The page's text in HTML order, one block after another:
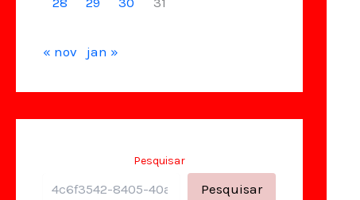
« nov jan »
Pesquisar
Pesquisar